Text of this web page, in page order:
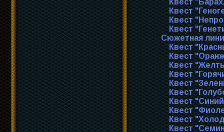
Квест
Квест
Квест
Квест
Сюжетная
Квест
Квест
Квест
Квест
Квест
Квест
Квест
Квест
Квест
Квест